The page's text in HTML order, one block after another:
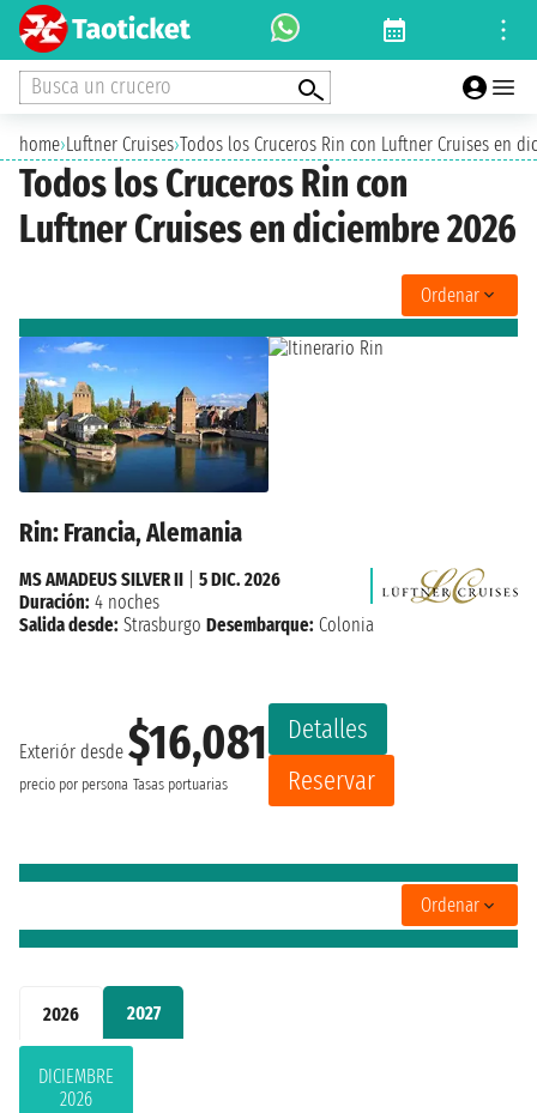
Busca un crucero
home›Luftner Cruises›Todos los Cruceros Rin con Luftner Cruises en
Todos los Cruceros Rin con
Luftner Cruises en diciembre 2026
2026 2027
DICIEMBRE
2026
Ordenar
Rin: Francia, Alemania
Exteriór desde $16,081
precio por persona Tasas portuarias
Detalles
Reservar
MS AMADEUS SILVER II
5 DIC. 2026
Duración: 4 noches
Salida desde: Strasburgo Desembarque: Colonia
Ordenar